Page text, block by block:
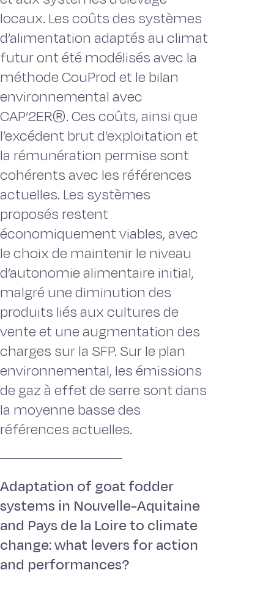
locaux. Les coûts des systèmes
d’alimentation adaptés au climat
futur ont été modélisés avec la
méthode CouProd et le bilan
environnemental avec
CAP’2ER®. Ces coûts, ainsi que
l’excédent brut d’exploitation et
la rémunération permise sont
cohérents avec les références
actuelles. Les systèmes
proposés restent
économiquement viables, avec
le choix de maintenir le niveau
d’autonomie alimentaire initial,
malgré une diminution des
produits liés aux cultures de
vente et une augmentation des
charges sur la SFP. Sur le plan
environnemental, les émissions
de gaz à effet de serre sont dans
la moyenne basse des
références actuelles.
Adaptation of goat fodder
systems in Nouvelle-Aquitaine
and Pays de la Loire to climate
change: what levers for action
and performances?